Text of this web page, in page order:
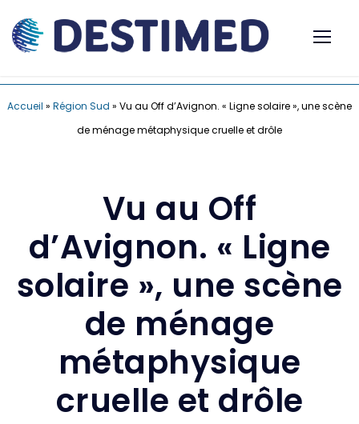
Accueil » Région Sud » Vu au Off d’Avignon. « Ligne solaire », une scène
de ménage métaphysique cruelle et drôle
Vu au Off
d’Avignon. « Ligne
solaire », une scène
de ménage
métaphysique
cruelle et drôle